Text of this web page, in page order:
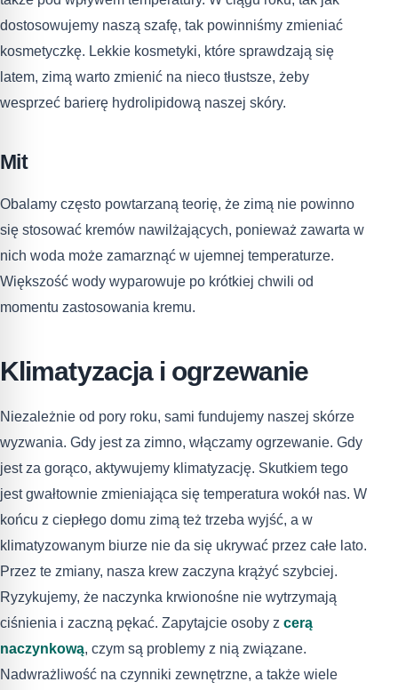
dostosowujemy naszą szafę, tak powinniśmy zmieniać
kosmetyczkę. Lekkie kosmetyki, które sprawdzają się
latem, zimą warto zmienić na nieco tłustsze, żeby
wesprzeć barierę hydrolipidową naszej skóry.
Mit
Obalamy często powtarzaną teorię, że zimą nie powinno
się stosować kremów nawilżających, ponieważ zawarta w
nich woda może zamarznąć w ujemnej temperaturze.
Większość wody wyparowuje po krótkiej chwili od
momentu zastosowania kremu.
Klimatyzacja i ogrzewanie
Niezależnie od pory roku, sami fundujemy naszej skórze
wyzwania. Gdy jest za zimno, włączamy ogrzewanie. Gdy
jest za gorąco, aktywujemy klimatyzację. Skutkiem tego
jest gwałtownie zmieniająca się temperatura wokół nas. W
końcu z ciepłego domu zimą też trzeba wyjść, a w
klimatyzowanym biurze nie da się ukrywać przez całe lato.
Przez te zmiany, nasza krew zaczyna krążyć szybciej.
Ryzykujemy, że naczynka krwionośne nie wytrzymają
ciśnienia i zaczną pękać. Zapytajcie osoby z cerą
naczynkową, czym są problemy z nią związane.
Nadwrażliwość na czynniki zewnętrzne, a także wiele